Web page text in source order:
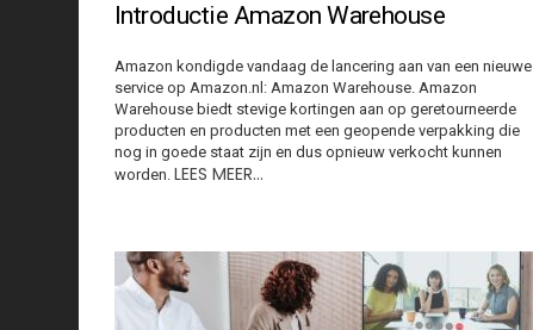
Introductie Amazon Warehouse
Amazon kondigde vandaag de lancering aan van een nieuwe
service op Amazon.nl: Amazon Warehouse. Amazon
Warehouse biedt stevige kortingen aan op geretourneerde
producten en producten met een geopende verpakking die
nog in goede staat zijn en dus opnieuw verkocht kunnen
worden. LEES MEER…